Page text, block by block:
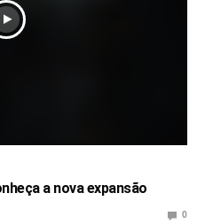
a nova expansão
0